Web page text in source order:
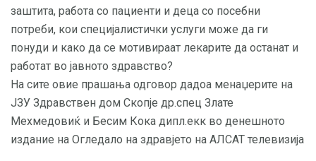
заштита, работа со пациенти и деца со посебни
потреби, кои специјалистички услуги може да ги
понуди и како да се мотивираат лекарите да останат и
работат во јавното здравство?
На сите овие прашања одговор дадоа менаџерите на
ЈЗУ Здравствен дом Скопје др.спец Злате
Мехмедовиќ и Бесим Кока дипл.екк во денешното
издание на Огледало на здравјето на АЛСАТ телевизија